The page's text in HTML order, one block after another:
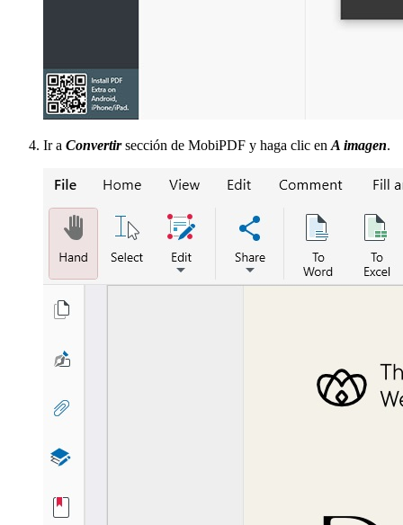
Ir a Convertirsección de MobiPDF y haga clic enA imagen.